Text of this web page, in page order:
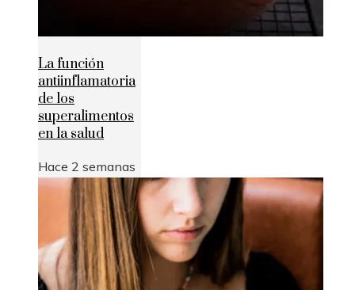
La función
antiinflamatoria
de los
superalimentos
en la salud
Hace 2 semanas